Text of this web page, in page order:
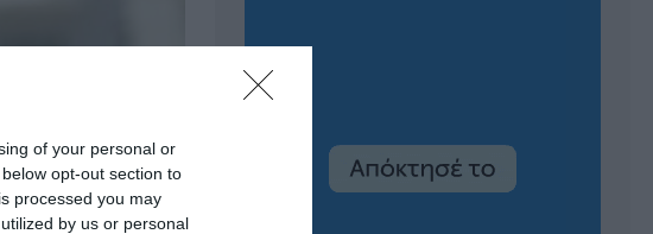
of your personal or
opt-out section to
processed you may
by us or personal